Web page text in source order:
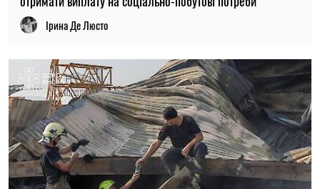
20:27, 06.08.2026
зростання цін в Україні
Микола Потика